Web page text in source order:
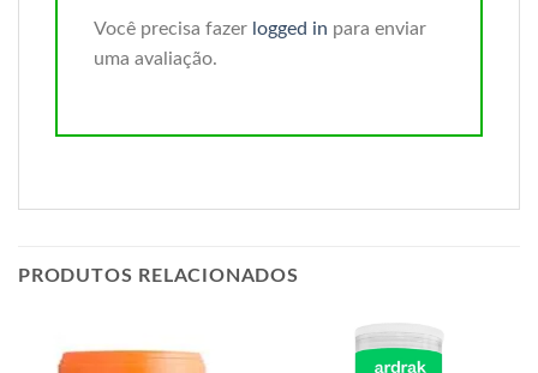
Você precisa fazer logged in para enviar
uma avaliação.
PRODUTOS RELACIONADOS